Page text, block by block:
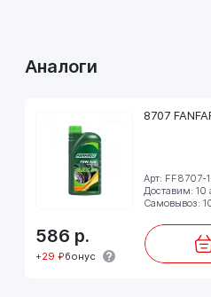
Соблюдайте предписания
Аналоги
8707
Арт: FF8707-
Доставим: 10
Самовывоз:
586 р.
+29 ₽бонус